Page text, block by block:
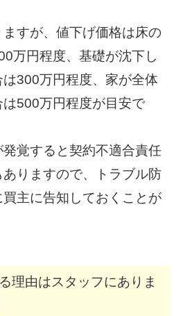
すが、値下げ価格は床の
万円程度、基礎が沈下し
300万円程度、家が全体
500万円程度が目安で
覚すると契約不適合責任
りますので、トラブル防
主に告知しておくことが
理由はスタッフにありま